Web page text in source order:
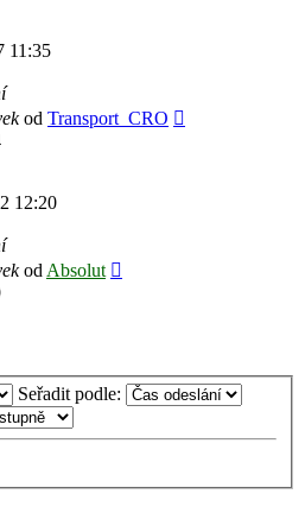
11:35
od Transport_CRO
12:20
od Absolut
Seřadit podle: